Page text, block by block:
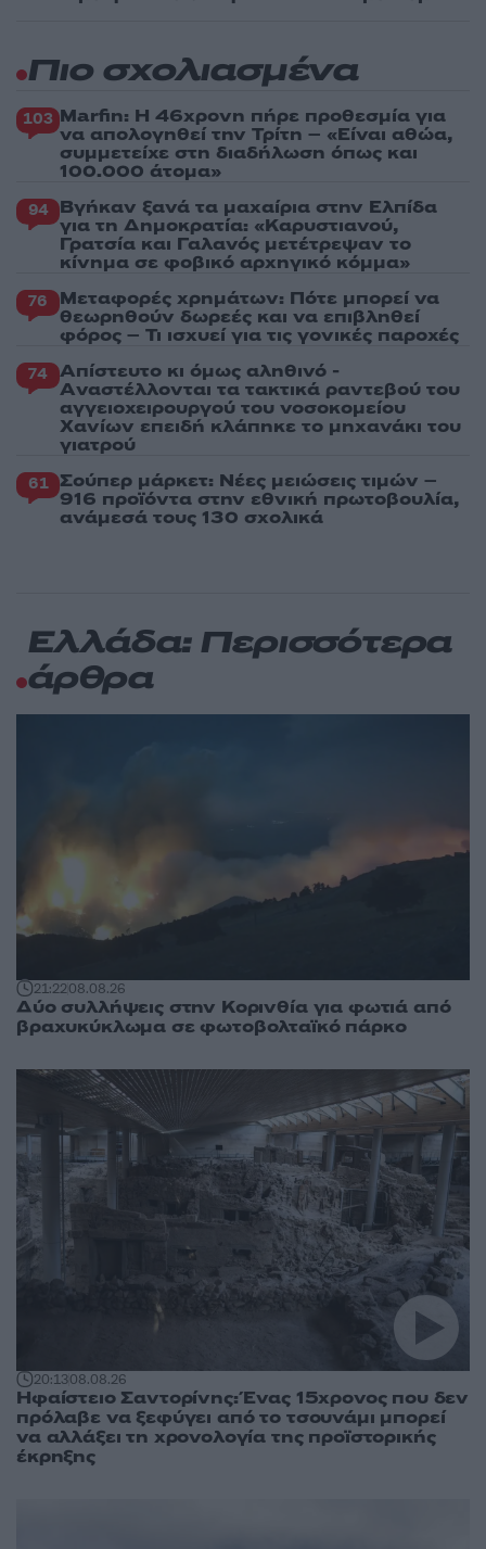
Πιο σχολιασμένα
103 Marfin: Η 46χρονη πήρε προθεσμία για
να απολογηθεί την Τρίτη – «Είναι αθώα,
συμμετείχε στη διαδήλωση όπως και
100.000 άτομα»
94 Βγήκαν ξανά τα μαχαίρια στην Ελπίδα
για τη Δημοκρατία: «Καρυστιανού,
Γρατσία και Γαλανός μετέτρεψαν το
κίνημα σε φοβικό αρχηγικό κόμμα»
76 Μεταφορές χρημάτων: Πότε μπορεί να
θεωρηθούν δωρεές και να επιβληθεί
φόρος – Τι ισχυεί για τις γονικές παροχές
74 Απίστευτο κι όμως αληθινό -
Aναστέλλονται τα τακτικά ραντεβού του
αγγειοχειρουργού του νοσοκομείου
Χανίων επειδή κλάπηκε το μηχανάκι του
γιατρού
61 Σούπερ μάρκετ: Νέες μειώσεις τιμών –
916 προϊόντα στην εθνική πρωτοβουλία,
ανάμεσά τους 130 σχολικά
Ελλάδα: Περισσότερα
άρθρα
21:2208.08.26
Δύο συλλήψεις στην Κορινθία για φωτιά από
βραχυκύκλωμα σε φωτοβολταϊκό πάρκο
20:1308.08.26
Ηφαίστειο Σαντορίνης: Ένας 15χρονος που δεν
πρόλαβε να ξεφύγει από το τσουνάμι μπορεί
να αλλάξει τη χρονολογία της προϊστορικής
έκρηξης